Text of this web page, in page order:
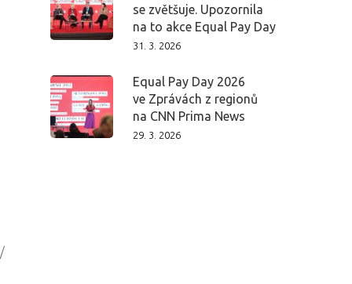
se zvětšuje. Upozornila
na to akce Equal Pay Day
31. 3. 2026
Equal Pay Day 2026
ve Zprávách z regionů
na CNN Prima News
29. 3. 2026
/